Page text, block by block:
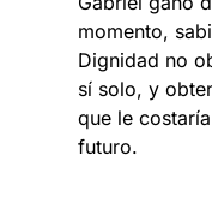
momento,
Dignidad no
sí solo, y
que le
futuro.